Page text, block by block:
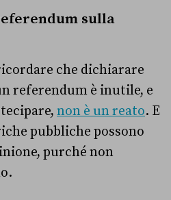
sulla
che dichiarare
referendum è inutile, e
non è un reato. E
pubbliche possono
purché non